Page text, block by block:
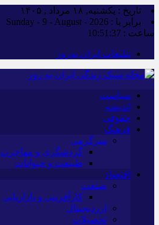
تاریخ : یکشنبه, ۱۸ مرداد , ۱۴۰۵
برابر با : Sunday - 9 - August - 2026
ساعت : 10:51:37
تبلیغات ایران به‌روز
سیاست
اندیشه
حقوقی
فرهنگ
سرگرمی
گردشگری و مهاجرت
طبیعت و حیوانات
اقتصاد
صنعت
کارآفرینی و بازاریابی
ارزدیجیتال
تحصیلات